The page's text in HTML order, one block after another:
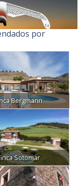
por
Bergmann
Sotomar